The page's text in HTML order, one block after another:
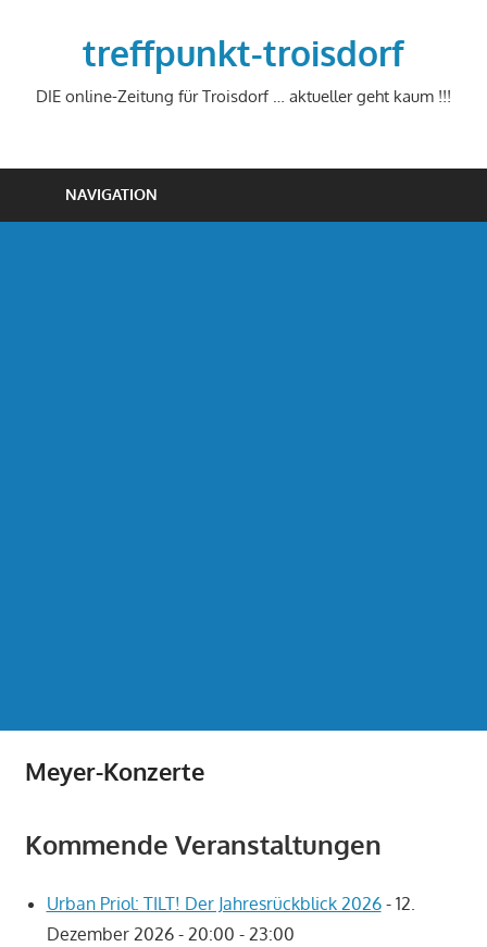
treffpunkt-troisdorf
DIE online-Zeitung für Troisdorf … aktueller geht kaum !!!
NAVIGATION
Meyer-Konzerte
Kommende Veranstaltungen
Urban Priol: TILT! Der Jahresrückblick 2026- 12.
Dezember 2026 - 20:00 - 23:00